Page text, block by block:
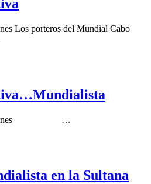
Los porteros del Mundial Cabo
Terrones …
en la Sultana